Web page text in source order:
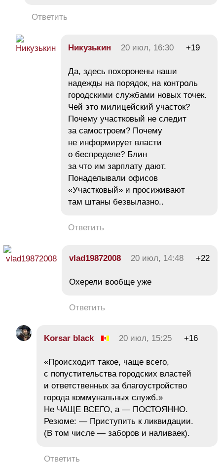
Ответить
Никузькин 20 июл, 16:30 +19
Да, здесь похоронены наши
надежды на порядок, на контроль
городскими службами новых точек.
Чей это милицейский участок?
Почему участковый не следит
за самостроем? Почему
не информирует власти
о беспределе? Блин
за что им зарплату дают.
Понаделывали офисов
«Участковый» и просиживают
там штаны безвылазно..
Ответить
vlad19872008 20 июл, 14:48 +22
Охерели вообще уже
Ответить
Korsar black 20 июл, 15:25 +16
«Происходит такое, чаще всего,
с попустительства городских властей
и ответственных за благоустройство
города коммунальных служб.»
Не ЧАЩЕ ВСЕГО, а — ПОСТОЯННО.
Резюме: — Приступить к ликвидации.
(В том числе — заборов и наливаек).
Ответить